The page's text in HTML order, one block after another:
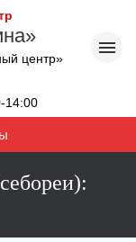
центр»
14:00